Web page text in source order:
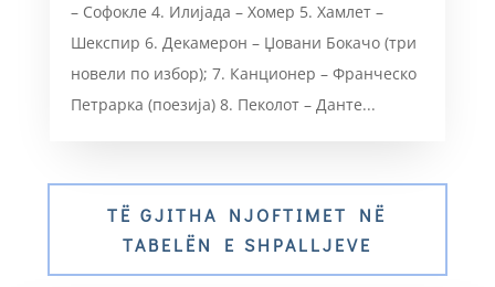
– Софокле 4. Илијада – Хомер 5. Хамлет –
Шекспир 6. Декамерон – Џовани Бокачо (три
новели по избор); 7. Канционер – Франческо
Петрарка (поезија) 8. Пеколот – Данте...
TË GJITHA NJOFTIMET NË
TABELËN E SHPALLJEVE